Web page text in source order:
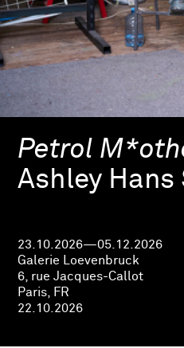
Petrol
Ashley Hans
23.10.2026—05.12.2026
Galerie Loevenbruck
6, rue Jacques-Callot
Paris, FR
22.10.2026